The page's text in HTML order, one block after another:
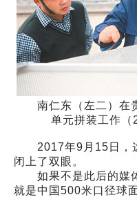
南仁东（左二）在贵
单元拼装工作（
2017年9月15日，
闭上了双眼。
如果不是此后的媒体
就是中国500米口径球